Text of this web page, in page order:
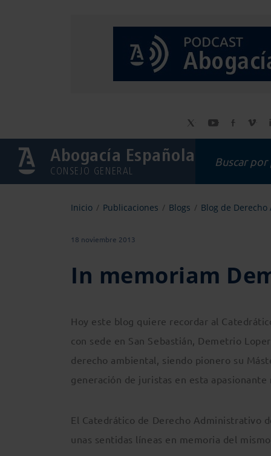
Abogacía Española
CONSEJO GENERAL
Inicio Publicaciones Blogs Blog de Derecho
18 noviembre 2013
In memoriam
Hoy este blog quiere recordar al
con sede en San Sebastián, Demetrio
derecho ambiental, siendo pionero su
generación de juristas en esta apasionante
El Catedrático de Derecho Administrativo
unas sentidas líneas en memoria del